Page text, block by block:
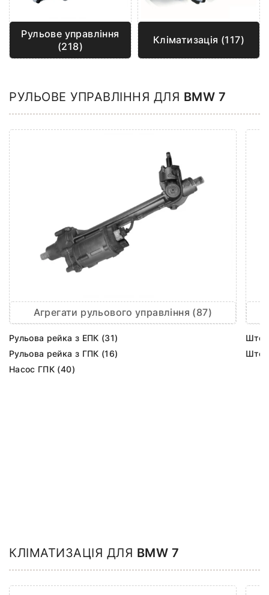
Рульове управління
(218)
Кліматизація (117)
РУЛЬОВЕ УПРАВЛІННЯ ДЛЯ BMW 7
Агрегати рульового управління (87)
Рульова рейка з ЕПК (31)
Рульова рейка з ГПК (16)
Насос ГПК (40)
Шток
Шток
КЛІМАТИЗАЦІЯ ДЛЯ BMW 7